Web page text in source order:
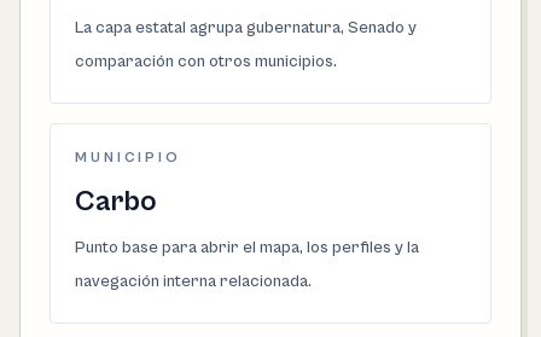
La capa estatal agrupa gubernatura, Senado y
comparación con otros municipios.
MUNICIPIO
Carbo
Punto base para abrir el mapa, los perfiles y la
navegación interna relacionada.